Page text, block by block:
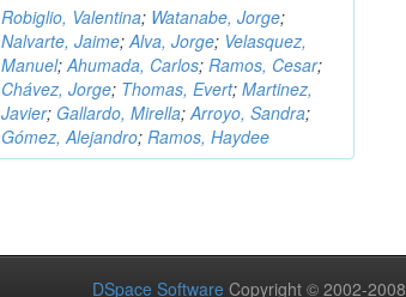
Robiglio, Valentina; Watanabe, Jorge;
Nalvarte, Jaime;Alva, Jorge; Velasquez,
Manuel;Ahumada, Carlos;Ramos, Cesar;
Chávez, Jorge; Thomas, Evert;Martinez,
Javier; Gallardo, Mirella;Arroyo, Sandra;
Gómez, Alejandro;Ramos, Haydee
DSpace Software Copyright © 2002-2008